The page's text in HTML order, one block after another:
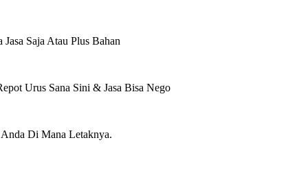
Saja Atau Plus Bahan
Urus Sana Sini & Jasa Bisa Nego
Di Mana Letaknya.